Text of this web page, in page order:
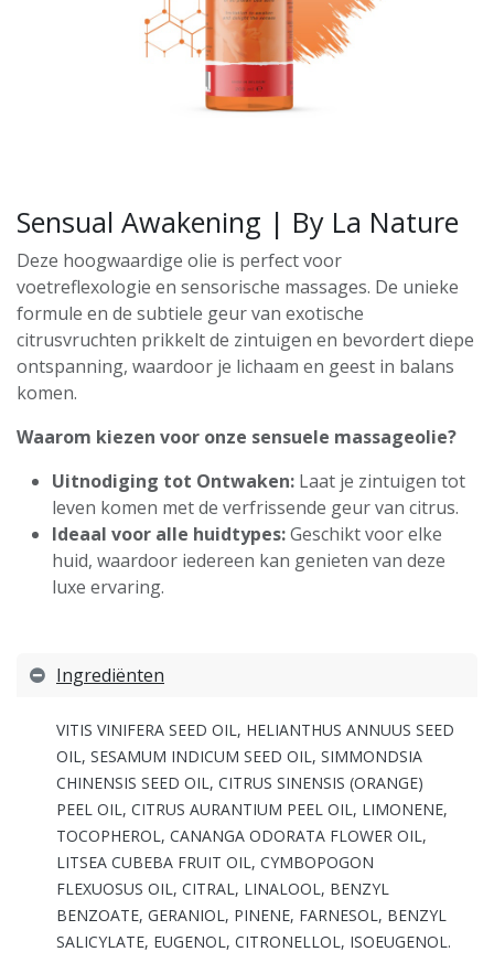
Sensual Awakening | By La Nature
Deze hoogwaardige olie is perfect voor
voetreflexologie en sensorische massages. De unieke
formule en de subtiele geur van exotische
citrusvruchten prikkelt de zintuigen en bevordert diepe
ontspanning, waardoor je lichaam en geest in balans
komen.
Waarom kiezen voor onze sensuele massageolie?
Uitnodiging tot Ontwaken: Laat je zintuigen tot
leven komen met de verfrissende geur van citrus.
Ideaal voor alle huidtypes:Geschikt voor elke
huid, waardoor iedereen kan genieten van deze
luxe ervaring.
Ingrediënten
VITIS VINIFERA SEED OIL, HELIANTHUS ANNUUS SEED
OIL, SESAMUM INDICUM SEED OIL, SIMMONDSIA
CHINENSIS SEED OIL, CITRUS SINENSIS (ORANGE)
PEEL OIL, CITRUS AURANTIUM PEEL OIL, LIMONENE,
TOCOPHEROL, CANANGA ODORATA FLOWER OIL,
LITSEA CUBEBA FRUIT OIL, CYMBOPOGON
FLEXUOSUS OIL, CITRAL, LINALOOL, BENZYL
BENZOATE, GERANIOL, PINENE, FARNESOL, BENZYL
SALICYLATE, EUGENOL, CITRONELLOL, ISOEUGENOL.